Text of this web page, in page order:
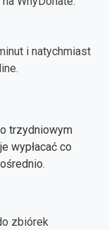
i natychmiast
trzydniowym
wypłacać co
zbiórek